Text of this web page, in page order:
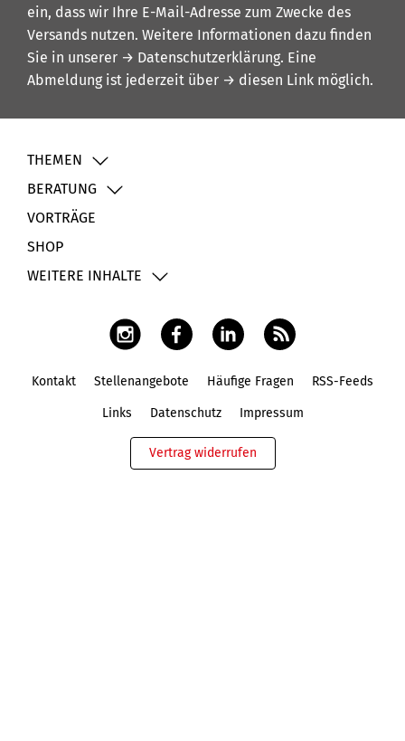
ein, dass wir Ihre E-Mail-Adresse zum Zwecke des
Versands nutzen. Weitere Informationen dazu finden
Sie in unserer → Datenschutzerklärung. Eine
Abmeldung ist jederzeit über → diesen Link möglich.
THEMEN
BERATUNG
VORTRÄGE
SHOP
WEITERE INHALTE
Kontakt Stellenangebote Häufige Fragen RSS-Feeds
Links Datenschutz Impressum
Vertrag widerrufen